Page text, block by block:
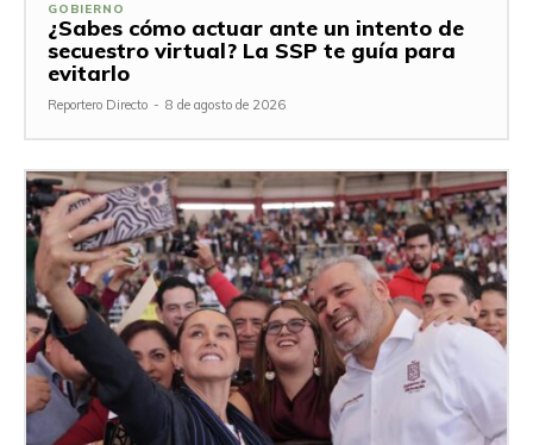
GOBIERNO
¿Sabes cómo actuar ante un intento de
secuestro virtual? La SSP te guía para
evitarlo
Reportero Directo - 8 de agosto de 2026